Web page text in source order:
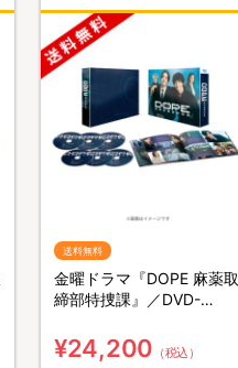
送料無料
金曜ドラマ『DOPE 麻薬取
締部特捜課』／DVD-
¥24,200 （税込）